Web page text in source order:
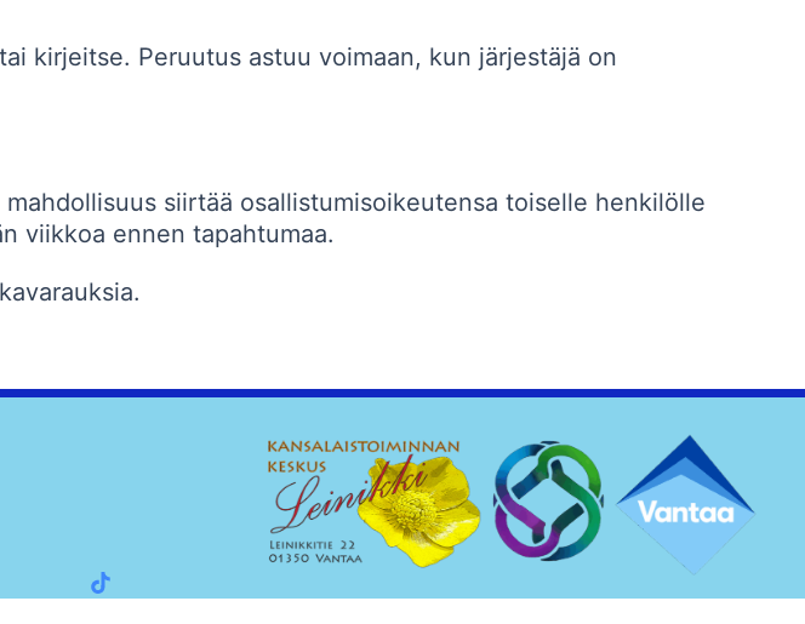
kirjeitse. Peruutus astuu voimaan, kun järjestäjä on
siirtää osallistumisoikeutensa toiselle henkilölle
viikkoa ennen tapahtumaa.